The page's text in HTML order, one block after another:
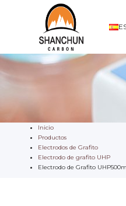
Inicio
Productos
Electrodos de Grafito
Electrodo de grafito UHP
Electrodo de Grafito